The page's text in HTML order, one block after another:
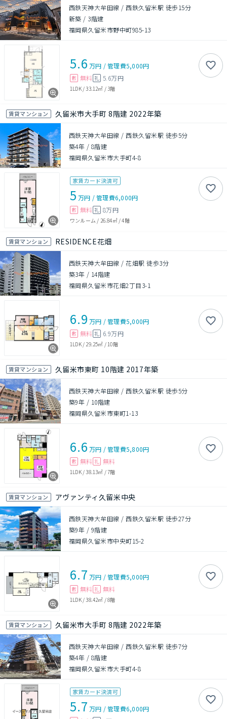
西鉄天神大牟田線 / 西鉄久留米駅 徒歩15分
新築 / 3階建
福岡県久留米市野中町985-13
5.6 万円 /管理費5,000円
敷 無料 礼 5.6万円
1LDK/33.12㎡ /3階
賃貸マンション 久留米市大手町 8階建 2022年築
西鉄天神大牟田線 / 西鉄久留米駅 徒歩5分
築4年 / 8階建
福岡県久留米市大手町4-8
家賃カード決済可
5 万円 /管理費6,000円
敷 無料 礼 8万円
ワンルーム / 26.84㎡/4階
賃貸マンション RESIDENCE花畑
西鉄天神大牟田線 / 花畑駅 徒歩3分
築3年 / 14階建
福岡県久留米市花畑2丁目3-1
6.9 万円 /管理費5,000円
敷 無料 礼 6.9万円
1LDK/ 29.25㎡ / 10階
賃貸マンション 久留米市東町 10階建 2017年築
西鉄天神大牟田線 / 西鉄久留米駅 徒歩5分
築9年 / 10階建
福岡県久留米市東町1-13
6.6 万円 /管理費5,800円
敷 無料 礼 無料
1LDK/38.13㎡ /7階
賃貸マンション アヴァンティ久留米中央
西鉄天神大牟田線 / 西鉄久留米駅 徒歩27分
築9年 / 9階建
福岡県久留米市中央町15-2
6.7 万円 /管理費5,000円
敷 無料 礼 無料
1LDK/38.42㎡ /8階
賃貸マンション 久留米市大手町 8階建 2022年築
西鉄天神大牟田線 / 西鉄久留米駅 徒歩7分
築4年 / 8階建
福岡県久留米市大手町4-8
家賃カード決済可
5.7 万円 /管理費6,000円